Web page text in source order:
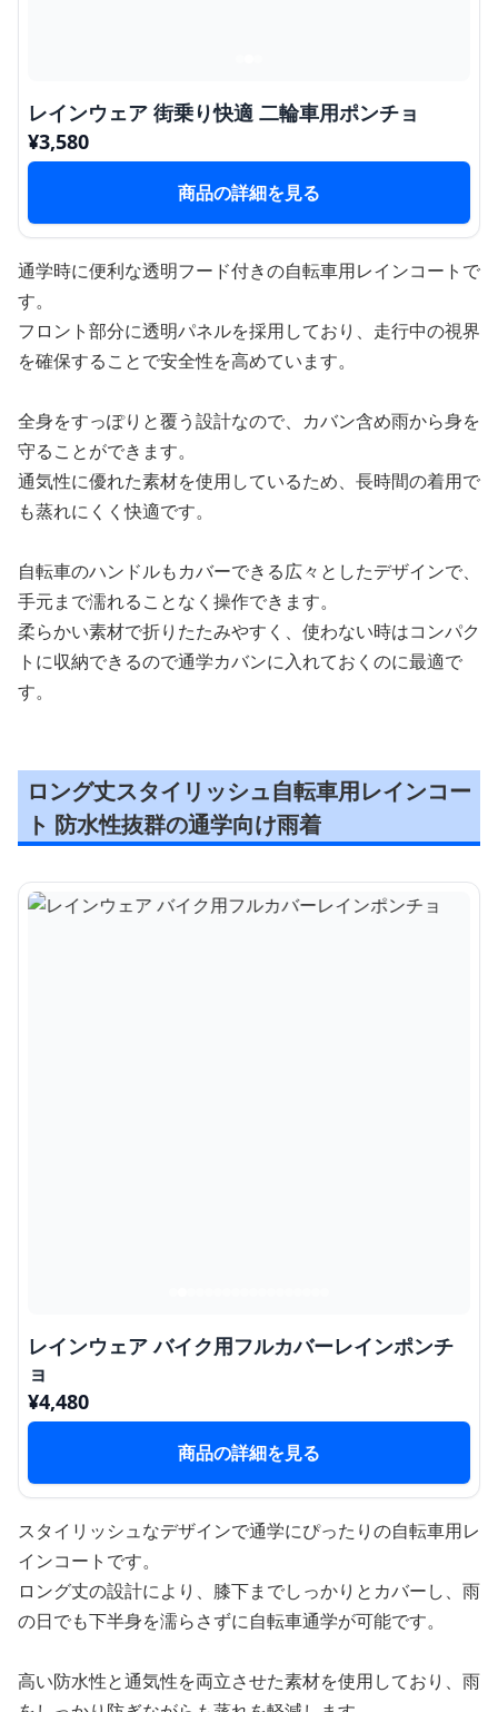
レインウェア 街乗り快適 二輪車用ポンチョ
¥3,580
商品の詳細を見る
通学時に便利な透明フード付きの自転車用レインコートで
す。
フロント部分に透明パネルを採用しており、走行中の視界
を確保することで安全性を高めています。
全身をすっぽりと覆う設計なので、カバン含め雨から身を
守ることができます。
通気性に優れた素材を使用しているため、長時間の着用で
も蒸れにくく快適です。
自転車のハンドルもカバーできる広々としたデザインで、
手元まで濡れることなく操作できます。
柔らかい素材で折りたたみやすく、使わない時はコンパク
トに収納できるので通学カバンに入れておくのに最適で
す。
ロング丈スタイリッシュ自転車用レインコー
ト 防水性抜群の通学向け雨着
レインウェア バイク用フルカバーレインポンチ
ョ
¥4,480
商品の詳細を見る
スタイリッシュなデザインで通学にぴったりの自転車用レ
インコートです。
ロング丈の設計により、膝下までしっかりとカバーし、雨
の日でも下半身を濡らさずに自転車通学が可能です。
高い防水性と通気性を両立させた素材を使用しており、雨